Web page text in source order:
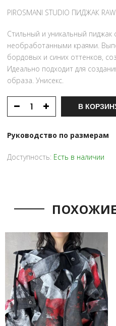
PIROSMANI STUDIO ПИДЖАК RAW
Стильный и уникальный
необработанными краями.
бордовых и синих оттенков,
Идеально подходит для
образа. Унисекс.
В
Руководство по размерам
Доступность: Есть в наличии